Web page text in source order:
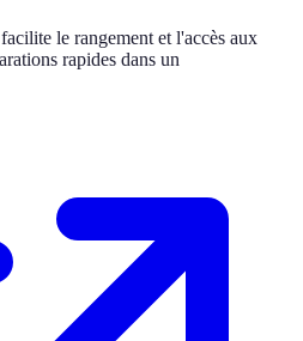
le rangement et l'accès aux
rapides dans un